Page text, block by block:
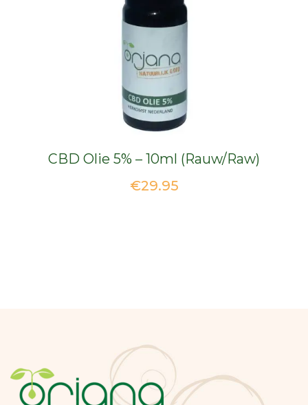
CBD Olie 5% – 10ml (Rauw/Raw)
€29.95